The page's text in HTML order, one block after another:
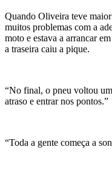
Quando Oliveira teve
muitos problemas com a
moto e estava a arrancar
a traseira caiu a pique.
“No final, o pneu voltou
atraso e entrar nos pontos.”
“Toda a gente começa a